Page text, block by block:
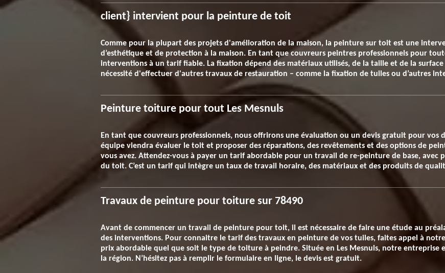
client} intervient pour la peinture de toit
Comme pour la plupart des projets d'amélioration de la maison, la peinture sur toit est une
d’esthétique et de protection à la maison. En tant que couvreurs peintres professionnels pour
interventions à un tarif fiable. La fixation dépend des matériaux utilisés, de la taille et de la
nécessité d'effectuer d'autres travaux de restauration – comme la fixation de tuiles ou d’autres
Peinture toiture pour tout Les Mesnuls
En tant que couvreurs professionnels, nous offrirons une évaluation ou un devis gratuit pour vos
équipe viendra évaluer le toit et proposer des réparations, des revêtements et des options de
vous avez. Attendez-vous à payer un tarif abordable pour un travail de re-peinture de base, avec
du toit. C’est un tarif qui intègre un taux de travail horaire, des matériaux et des produits de
Travaux de peinture pour toiture sur 78490
Avant de commencer un travail de peinture pour toit, il est nécessaire de faire une étude au
des interventions. Pour connaitre le tarif des travaux en peinture de vos tuiles, faites appel à
prix abordable quel que soit le type de toiture à peindre. Située en Les Mesnuls, notre entreprise
la région. N’hésitez pas à remplir le formulaire en ligne, le devis est gratuit.